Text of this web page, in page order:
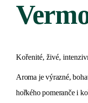
Kořenité, živé,
Aroma je výrazné,
hořkého pomeranče i